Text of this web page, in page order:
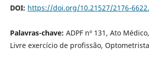
DOI: https://doi.org/10.21527/2176-
Palavras-chave: ADPF nº 131, Ato
Livre exercício de profissão, Optometrista